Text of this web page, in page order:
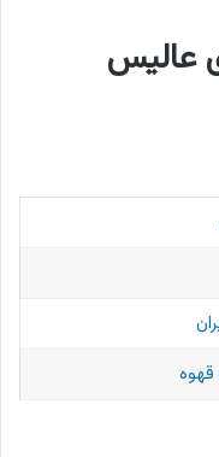
عالیس